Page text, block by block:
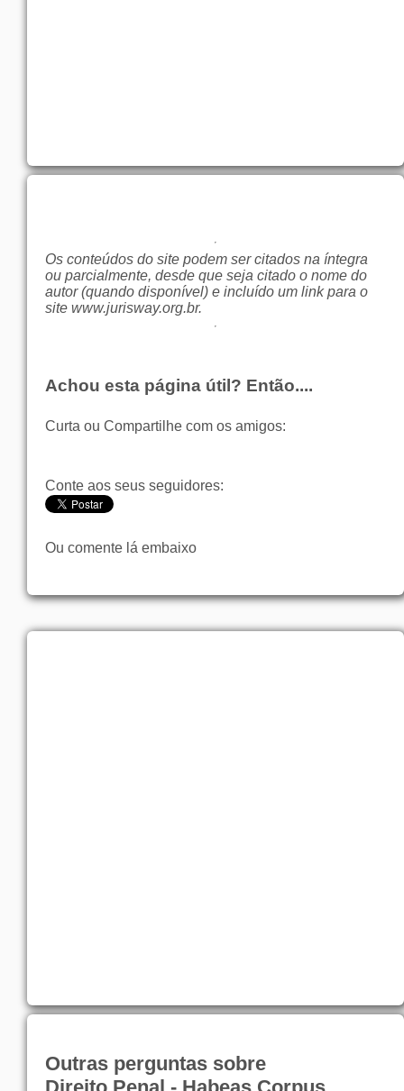
Os conteúdos do site podem ser citados na íntegra
ou parcialmente, desde que seja citado o nome do
autor (quando disponível) e incluído um link para o
site www.jurisway.org.br.
Achou esta página útil? Então....
Curta ou Compartilhe com os amigos:
Conte aos seus seguidores:
Ou comente lá embaixo
Outras perguntas sobre